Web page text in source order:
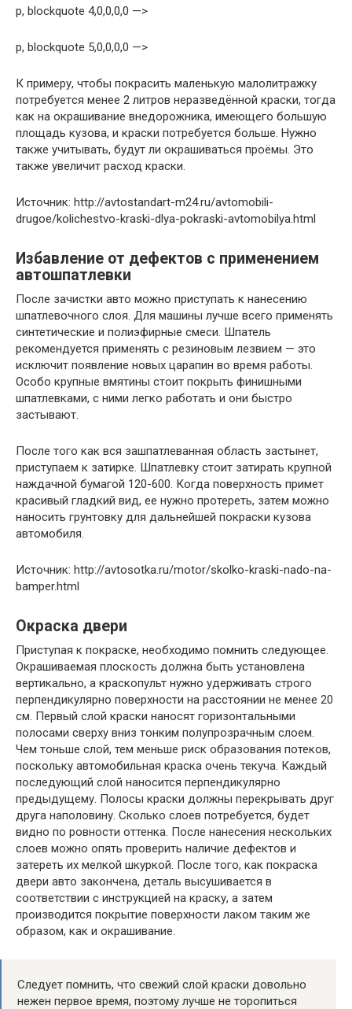
p, blockquote 4,0,0,0,0 —>
p, blockquote 5,0,0,0,0 —>
К при­ме­ру, что­бы покра­сить малень­кую мало­лит­раж­ку
потре­бу­ет­ся менее 2 лит­ров нераз­ве­дён­ной крас­ки, тогда
как на окра­ши­ва­ние вне­до­рож­ни­ка, име­ю­ще­го боль­шую
пло­щадь кузо­ва, и крас­ки потре­бу­ет­ся боль­ше. Нуж­но
так­же учи­ты­вать, будут ли окра­ши­вать­ся про­ёмы. Это
так­же уве­ли­чит рас­ход крас­ки.
Источник: http://avtostandart-m24.ru/avtomobili-
drugoe/kolichestvo-kraski-dlya-pokraski-avtomobilya.html
Избавление от дефектов с применением
автошпатлевки
После зачистки авто можно приступать к нанесению
шпатлевочного слоя. Для машины лучше всего применять
синтетические и полиэфирные смеси. Шпатель
рекомендуется применять с резиновым лезвием — это
исключит появление новых царапин во время работы.
Особо крупные вмятины стоит покрыть финишными
шпатлевками, с ними легко работать и они быстро
застывают.
После того как вся зашпатлеванная область застынет,
приступаем к затирке. Шпатлевку стоит затирать крупной
наждачной бумагой 120-600. Когда поверхность примет
красивый гладкий вид, ее нужно протереть, затем можно
наносить грунтовку для дальнейшей покраски кузова
автомобиля.
Источник: http://avtosotka.ru/motor/skolko-kraski-nado-na-
bamper.html
Окраска двери
Приступая к покраске, необходимо помнить следующее.
Окрашиваемая плоскость должна быть установлена
вертикально, а краскопульт нужно удерживать строго
перпендикулярно поверхности на расстоянии не менее 20
см. Первый слой краски наносят горизонтальными
полосами сверху вниз тонким полупрозрачным слоем.
Чем тоньше слой, тем меньше риск образования потеков,
поскольку автомобильная краска очень текуча. Каждый
последующий слой наносится перпендикулярно
предыдущему. Полосы краски должны перекрывать друг
друга наполовину. Сколько слоев потребуется, будет
видно по ровности оттенка. После нанесения нескольких
слоев можно опять проверить наличие дефектов и
затереть их мелкой шкуркой. После того, как покраска
двери авто закончена, деталь высушивается в
соответствии с инструкцией на краску, а затем
производится покрытие поверхности лаком таким же
образом, как и окрашивание.
Следует помнить, что свежий слой краски довольно
нежен первое время, поэтому лучше не торопиться